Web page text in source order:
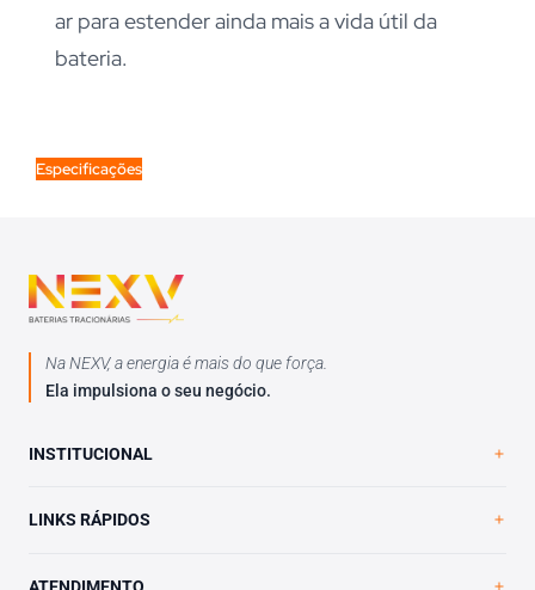
ar para estender ainda mais a vida útil da
bateria.
Especificações
Na NEXV, a energia é mais do que força.
Ela impulsiona o seu negócio.
INSTITUCIONAL
Trabalhe Conosco
LINKS RÁPIDOS
ATENDIMENTO